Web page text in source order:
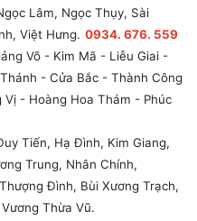
Lâm, Ngọc Thụy, Sài
Việt Hưng. 0934. 676. 559
Võ - Kim Mã - Liễu Giai -
- Cửa Bắc - Thành Công
- Hoàng Hoa Thám - Phúc
Tiến, Hạ Đình, Kim Giang,
Trung, Nhân Chính,
Đình, Bùi Xương Trạch,
Thừa Vũ.